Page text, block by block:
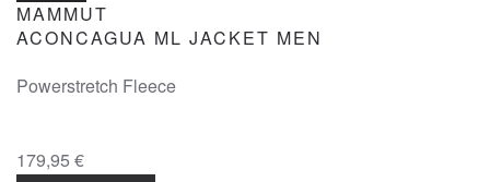
MAMMUT
ACONCAGUA ML JACKET MEN
Powerstretch Fleece
179,95 €